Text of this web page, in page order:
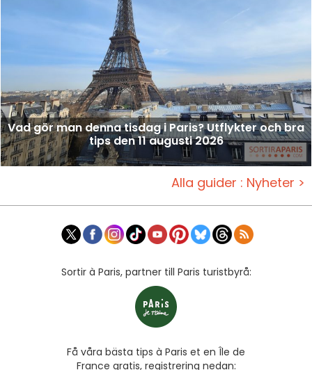
Vad gör man denna tisdag i Paris? Utflykter och bra
tips den 11 augusti 2026
Alla guider : Nyheter >
Sortir à Paris, partner till Paris turistbyrå:
Få våra bästa tips à Paris et en Île de
France gratis, registrering nedan: